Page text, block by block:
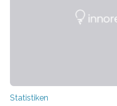
Statistiken